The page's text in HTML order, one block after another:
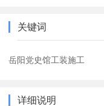
关键词
岳阳党史馆工装施工
详细说明